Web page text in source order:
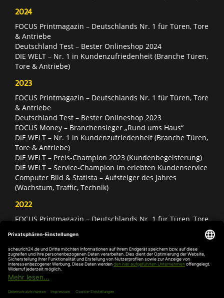
2024
FOCUS Printmagazin – Deutschlands Nr. 1 für Türen, Tore
& Antriebe
Deutschland Test – Bester Onlineshop 2024
DIE WELT – Nr. 1 in Kundenzufriedenheit (Branche Türen,
Tore & Antriebe)
2023
FOCUS Printmagazin – Deutschlands Nr. 1 für Türen, Tore
& Antriebe
Deutschland Test – Bester Onlineshop 2023
FOCUS Money – Branchensieger „Rund ums Haus“
DIE WELT – Nr. 1 in Kundenzufriedenheit (Branche Türen,
Tore & Antriebe)
DIE WELT – Preis-Champion 2023 (Kundenbegeisterung)
DIE WELT – Service-Champion im erlebten Kundenservice
Computer Bild & Statista – Aufsteiger des Jahres
(Wachstum, Traffic, Technik)
2022
FOCUS Printmagazin – Deutschlands Nr. 1 für Türen, Tore
Deutschland Test – Bester Onlineshop 2022
FOCUS Money – Branchensieger „Rund ums Haus“
DIE WELT – Service-Champion im erlebten Kundenservice
DIE WELT – Branchengewinner Gold-Rang (Türen, Tore &
Antriebe)